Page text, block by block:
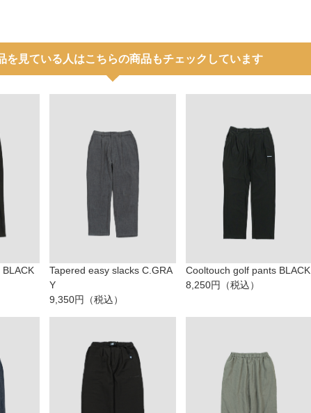
を見ている人はこちらの商品もチェックしています
Tapered easy slacks C.GRA
Y
9,350円（税込）
Cooltouch golf pants BLACK
8,250円（税込）